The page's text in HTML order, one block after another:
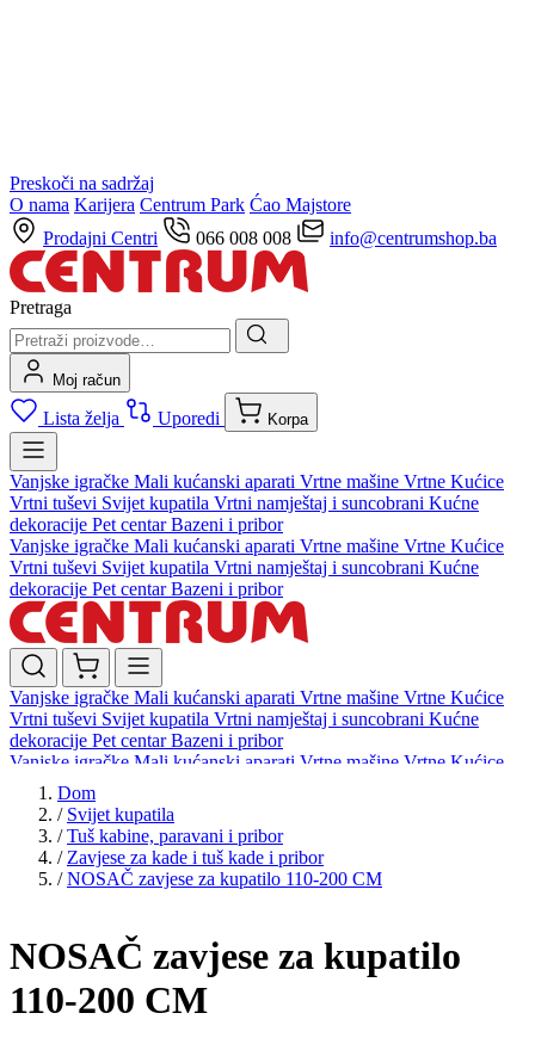
Preskoči na sadržaj
O nama Karijera Centrum Park Ćao Majstore
Prodajni Centri
066 008 008 info@centrumshop.ba
Pretraga
Moj račun
Lista želja Uporedi Korpa
Vanjske igračke Mali kućanski aparati Vrtne mašine Vrtne Kućice
Vrtni tuševi Svijet kupatila Vrtni namještaj i suncobrani Kućne
dekoracije Pet centarBazeni i pribor
Vanjske igračke Mali kućanski aparati Vrtne mašine Vrtne Kućice
Vrtni tuševi Svijet kupatila Vrtni namještaj i suncobrani Kućne
dekoracije Pet centarBazeni i pribor
Vanjske igračke Mali kućanski aparati Vrtne mašine Vrtne Kućice
Vrtni tuševi Svijet kupatila Vrtni namještaj i suncobrani Kućne
dekoracije Pet centarBazeni i pribor
Vanjske igračke Mali kućanski aparati Vrtne mašine Vrtne Kućice
Vrtni tuševi
dekoracijePet centar
Dom
/ Svijet kupatila
/ Tuš kabine, paravani i pribor
/ Zavjese za kade i tuš kade i pribor
/ NOSAČ zavjese za kupatilo 110-200 CM
NOSAČ zavjese za kupatilo
110-200 CM